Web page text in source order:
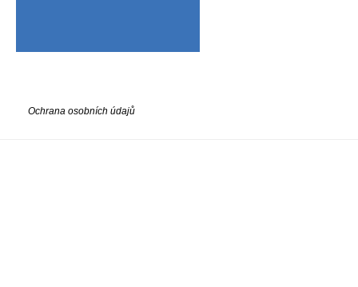
Ochrana osobních údajů